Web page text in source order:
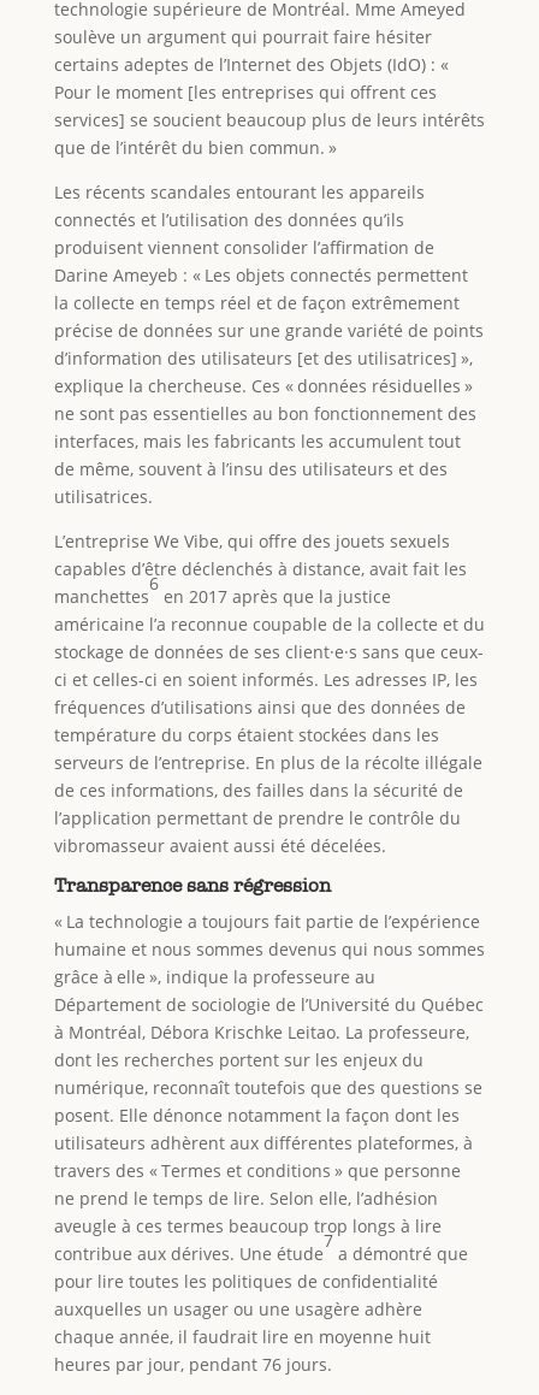
technologie supérieure de Montréal. Mme Ameyed
soulève un argument qui pourrait faire hésiter
certains adeptes de l’Internet des Objets (IdO) : «
Pour le moment [les entreprises qui offrent ces
services] se soucient beaucoup plus de leurs intérêts
que de l’intérêt du bien commun. »
Les récents scandales entourant les appareils
connectés et l’utilisation des données qu’ils
produisent viennent consolider l’affirmation de
Darine Ameyeb : « Les objets connectés permettent
la collecte en temps réel et de façon extrêmement
précise de données sur une grande variété de points
d’information des utilisateurs [et des utilisatrices] »,
explique la chercheuse. Ces « données résiduelles »
ne sont pas essentielles au bon fonctionnement des
interfaces, mais les fabricants les accumulent tout
de même, souvent à l’insu des utilisateurs et des
utilisatrices.
L’entreprise We Vibe, qui offre des jouets sexuels
capables d’être déclenchés à distance, avait fait les
manchettes
6
en 2017 après que la justice
américaine l’a reconnue coupable de la collecte et du
stockage de données de ses client·e·s sans que ceux-
ci et celles-ci en soient informés. Les adresses IP, les
fréquences d’utilisations ainsi que des données de
température du corps étaient stockées dans les
serveurs de l’entreprise. En plus de la récolte illégale
de ces informations, des failles dans la sécurité de
l’application permettant de prendre le contrôle du
vibromasseur avaient aussi été décelées.
Transparence sans régression
« La technologie a toujours fait partie de l’expérience
humaine et nous sommes devenus qui nous sommes
grâce à elle », indique la professeure au
Département de sociologie de l’Université du Québec
à Montréal, Débora Krischke Leitao. La professeure,
dont les recherches portent sur les enjeux du
numérique, reconnaît toutefois que des questions se
posent. Elle dénonce notamment la façon dont les
utilisateurs adhèrent aux différentes plateformes, à
travers des « Termes et conditions » que personne
ne prend le temps de lire. Selon elle, l’adhésion
aveugle à ces termes beaucoup trop longs à lire
contribue aux dérives. Une étude
7
a démontré que
pour lire toutes les politiques de confidentialité
auxquelles un usager ou une usagère adhère
chaque année, il faudrait lire en moyenne huit
heures par jour, pendant 76 jours.